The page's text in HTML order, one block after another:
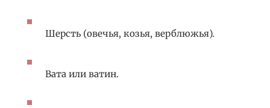
Шерсть (овечья, козья, верблюжья).
Вата или ватин.